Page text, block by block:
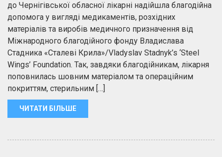
до Чернігівської обласної лікарні надійшла благодійна
допомога у вигляді медикаментів, розхідних
матеріалів та виробів медичного призначення від
Міжнародного благодійного фонду Владислава
Стадника «Сталеві Крила»/Vladyslav Stadnyk’s ‘Steel
Wings’ Foundation. Так, завдяки благодійникам, лікарня
поповнилась шовним матеріалом та операційним
покриттям, стерильним […]
ЧИТАТИ БІЛЬШЕ